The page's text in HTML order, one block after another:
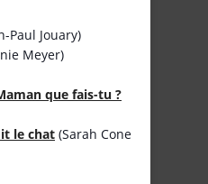
Paul Jouary)
Meyer)
que fais-tu ?
le chat (Sarah Cone